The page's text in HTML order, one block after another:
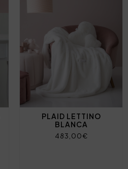
PLAID LETTINO
BLANCA
483,00€